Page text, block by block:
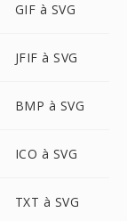
GIF à SVG
JFIF à SVG
BMP à SVG
ICO à SVG
TXT à SVG